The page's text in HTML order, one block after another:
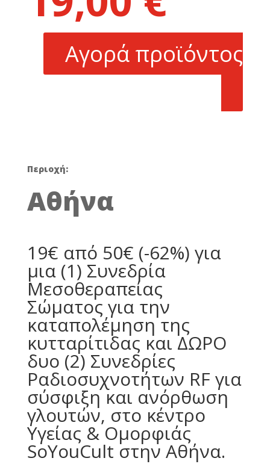
50,00 €.
τιμή
είναι:
19,00 €.
Αγορά προϊόντος
Περιοχή:
Αθήνα
19€ από 50€ (-62%) για
μια (1) Συνεδρία
Μεσοθεραπείας
Σώματος για την
καταπολέμηση της
κυτταρίτιδας και ΔΩΡΟ
δυο (2) Συνεδρίες
Ραδιοσυχνοτήτων RF για
σύσφιξη και ανόρθωση
γλουτών, στο κέντρο
Υγείας & Ομορφιάς
SoYouCult στην Αθήνα.